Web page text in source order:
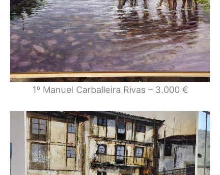
1º Manuel Carballeira Rivas – 3.000 €